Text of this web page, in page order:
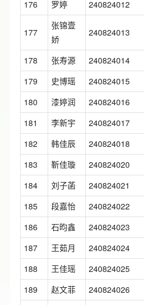
176
罗婷 240824012
177
张锦壹
娇
240824013
178 张寿源 240824014
179
史博瑶 240824015
180
漆婷润 240824016
181
李新宇 240824017
182
韩佳辰 240824018
183
靳佳璇 240824020
184
刘子菡 240824021
185
段嘉怡 240824022
186
石昀鑫 240824023
187
王茹月 240824024
188
王佳瑶 240824025
189
赵文菲 240824026